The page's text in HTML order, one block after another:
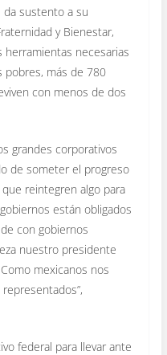
da sustento a su
y Bienestar,
herramientas necesarias
pobres, más de 780
con menos de dos
grandes corporativos
de someter el progreso
reintegren algo para
están obligados
con gobiernos
nuestro presidente
mexicanos nos
federal para llevar ante